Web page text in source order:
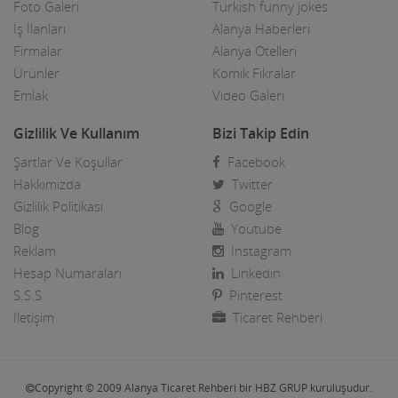
Oto Aksesuar Firmaları
Oto Boya Firmaları
Oto Camcılar
Oto Döşemeciler
Oto Galeriler
Oto Kaportacılar
Oto Kurtarıcı ve Vinç
Oto yedek parça
Foto Galeri
İş İlanları
Firmalar
Ürünler
Emlak
Turkish funny jokes
Alanya Haberleri
Alanya Otelleri
Komik Fıkralar
Video Galeri
Gizlilik Ve Kullanım
Şartlar Ve Koşullar
Hakkımızda
Gizlilik Politikası
Blog
Reklam
Hesap Numaraları
S.S.S
İletişim
Bizi Takip Edin
Facebook
Twitter
Google
Youtube
Instagram
Linkedin
Pinterest
Ticaret Rehberi
Copyright © 2009 Alanya Ticaret Rehberi bir HBZ GRUP kuruluşudur.